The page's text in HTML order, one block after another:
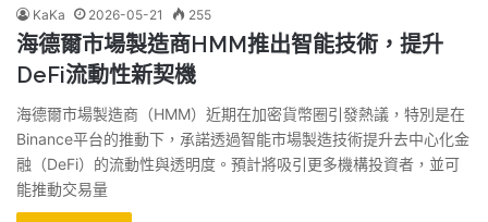
KaKa 2026-05-21 255
海德爾市場製造商HMM推出智能技術，提升
DeFi流動性新契機
海德爾市場製造商（HMM）近期在加密貨幣圈引發熱議，特別是在
Binance平台的推動下，承諾透過智能市場製造技術提升去中心化金
融（DeFi）的流動性與透明度。預計將吸引更多機構投資者，並可
能推動交易量